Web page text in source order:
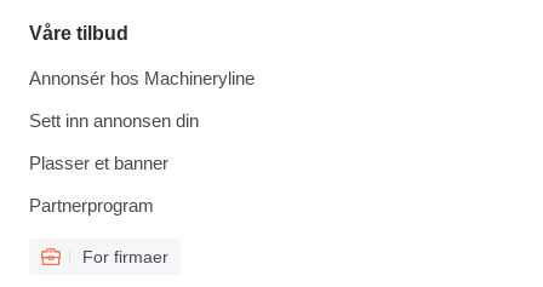
Våre tilbud
Annonsér hos Machineryline
Sett inn annonsen din
Plasser et banner
Partnerprogram
For firmaer